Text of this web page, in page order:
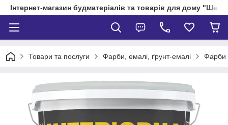
Інтернет-магазин будматеріалів та товарів для дому
Товари та послуги Фарби, емалі, ґрунт-емалі Фарби